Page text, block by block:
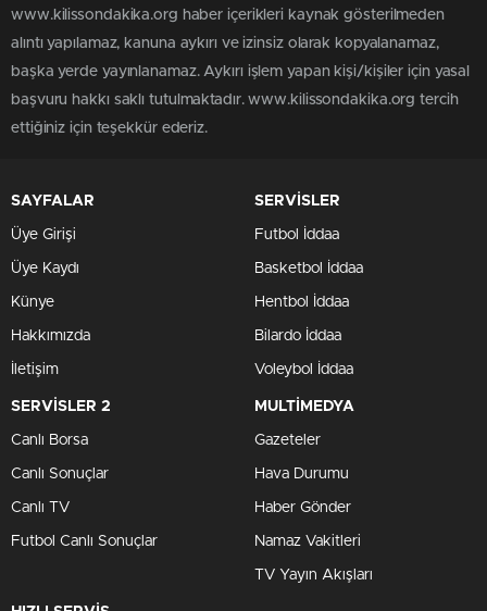
www.kilissondakika.org haber içerikleri kaynak gösterilmeden
alıntı yapılamaz, kanuna aykırı ve izinsiz olarak kopyalanamaz,
başka yerde yayınlanamaz. Aykırı işlem yapan kişi/kişiler için yasal
başvuru hakkı saklı tutulmaktadır. www.kilissondakika.org tercih
ettiğiniz için teşekkür ederiz.
SAYFALAR
Üye Girişi
Üye Kaydı
Künye
Hakkımızda
İletişim
SERVİSLER
Futbol İddaa
Basketbol İddaa
Hentbol İddaa
Bilardo İddaa
Voleybol İddaa
SERVİSLER 2
Canlı Borsa
Canlı Sonuçlar
Canlı TV
Futbol Canlı Sonuçlar
MULTİMEDYA
Gazeteler
Hava Durumu
Haber Gönder
Namaz Vakitleri
TV Yayın Akışları